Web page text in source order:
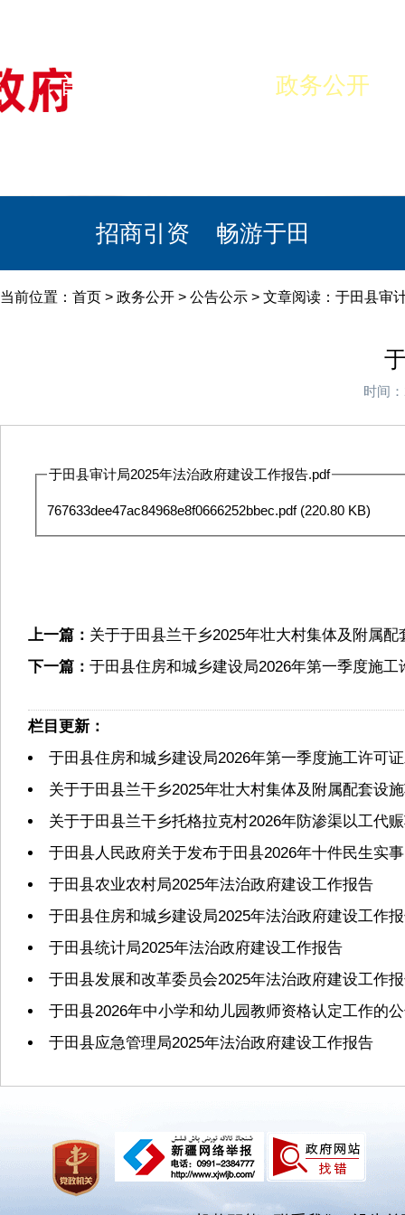
首页 政务公开
招商引资 畅游于田
当前位置： 首页 > 政务公开 > 公告公示 > 文章阅读：于田县审
时间
于田县审计局2025年法治政府建设工作报告.pdf
767633dee47ac84968e8f0666252bbec.pdf(220.80 KB)
上一篇： 关于于田县兰干乡2025年壮大村集体及附属
下一篇： 于田县住房和城乡建设局2026年第一季度施工
栏目更新：
于田县住房和城乡建设局2026年第一季度施工许可
关于于田县兰干乡2025年壮大村集体及附属配套设
关于于田县兰干乡托格拉克村2026年防渗渠以工代
于田县人民政府关于发布于田县2026年十件民生实
于田县农业农村局2025年法治政府建设工作报告
于田县住房和城乡建设局2025年法治政府建设工作
于田县统计局2025年法治政府建设工作报告
于田县发展和改革委员会2025年法治政府建设工作
于田县2026年中小学和幼儿园教师资格认定工作的
于田县应急管理局2025年法治政府建设工作报告